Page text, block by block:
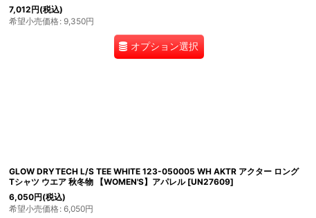
7,012円(税込)
希望小売価格: 9,350円
オプション選択
GLOW DRYTECH L/S TEE WHITE 123-050005 WH AKTR アクター ロング
Tシャツ ウエア 秋冬物 【WOMEN'S】アパレル [UN27609]
6,050円(税込)
希望小売価格: 6,050円